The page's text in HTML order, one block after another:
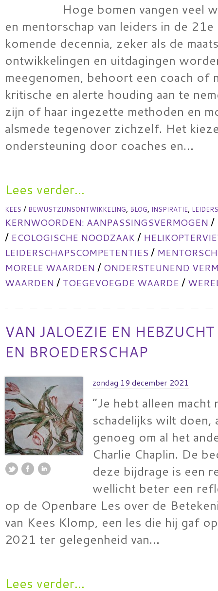
Hoge bomen vangen veel
en mentorschap van leiders in de
komende decennia, zeker als de
ontwikkelingen en uitdagingen
meegenomen, behoort een coach of
kritische en alerte houding aan te
zijn of haar ingezette methoden en
alsmede tegenover zichzelf. Het
ondersteuning door coaches en…
Lees verder...
KEES / BEWUSTZIJNSONTWIKKELING, BLOG, INSPIRATIE,
KERNWOORDEN: AANPASSINGSVERMOGEN /
/ ECOLOGISCHE NOODZAAK /
LEIDERSCHAPSCOMPETENTIES /
MORELE WAARDEN / ONDERSTEUNEND
WAARDEN / TOEGEVOEGDE WAARDE /
VAN JALOEZIE EN
EN BROEDERSCHAP
zondag 19 december 2021
“Je hebt alleen macht
schadelijks wilt doen,
genoeg om al het
Charlie Chaplin. De
deze bijdrage is een
wellicht beter een
op de Openbare Les over de
van Kees Klomp, een les die hij gaf
2021 ter gelegenheid van…
Lees verder...